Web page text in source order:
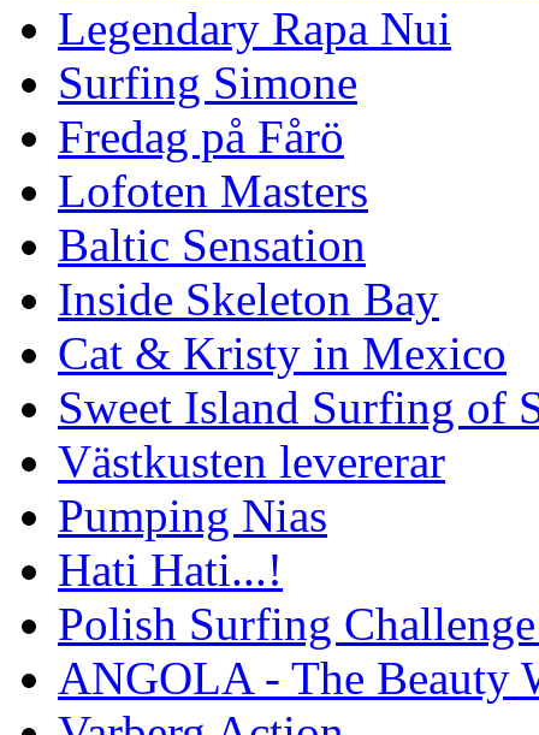
Legendary Rapa Nui
Surfing Simone
Fredag på Fårö
Lofoten Masters
Baltic Sensation
Inside Skeleton Bay
Cat & Kristy in Mexico
Sweet Island Surfing of
Västkusten levererar
Pumping Nias
Hati Hati...!
Polish Surfing
ANGOLA - The Beauty